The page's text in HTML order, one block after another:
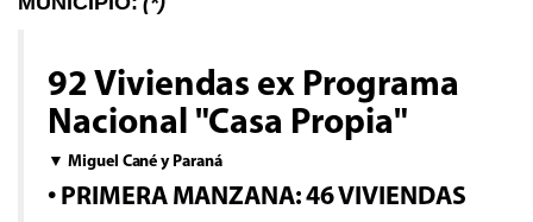
92 Viviendas ex Programa
Nacional "Casa Propia"
▼ Miguel Cané y Paraná
• PRIMERA MANZANA: 46 VIVIENDAS